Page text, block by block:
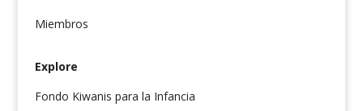
Miembros
Explore
Fondo Kiwanis para la Infancia